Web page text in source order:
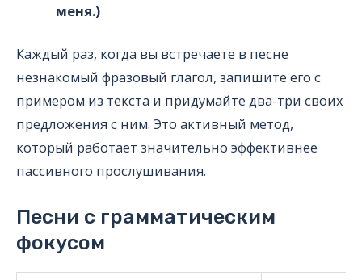
меня.)
Каждый раз, когда вы встречаете в песне
незнакомый фразовый глагол, запишите его с
примером из текста и придумайте два-три своих
предложения с ним. Это активный метод,
который работает значительно эффективнее
пассивного прослушивания.
Песни с грамматическим
фокусом